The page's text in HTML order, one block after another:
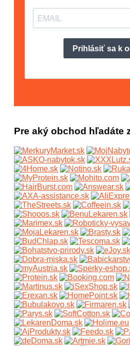
Pre aký obchod hľadáte